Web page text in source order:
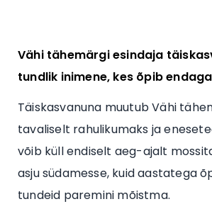
Vähi tähemärgi esindaja
tundlik inimene, kes õpib
Täiskasvanuna muutub Vähi
tavaliselt rahulikumaks ja
võib küll endiselt aeg-ajalt
asju südamesse, kuid aastatega
tundeid paremini mõistma.